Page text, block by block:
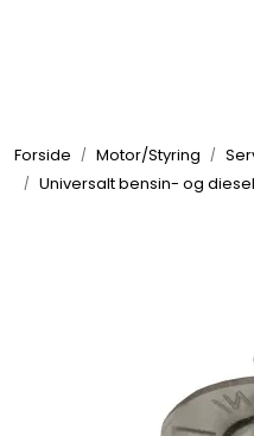
Forside Motor/Styring
Universalt bensin- og
Elektrisk